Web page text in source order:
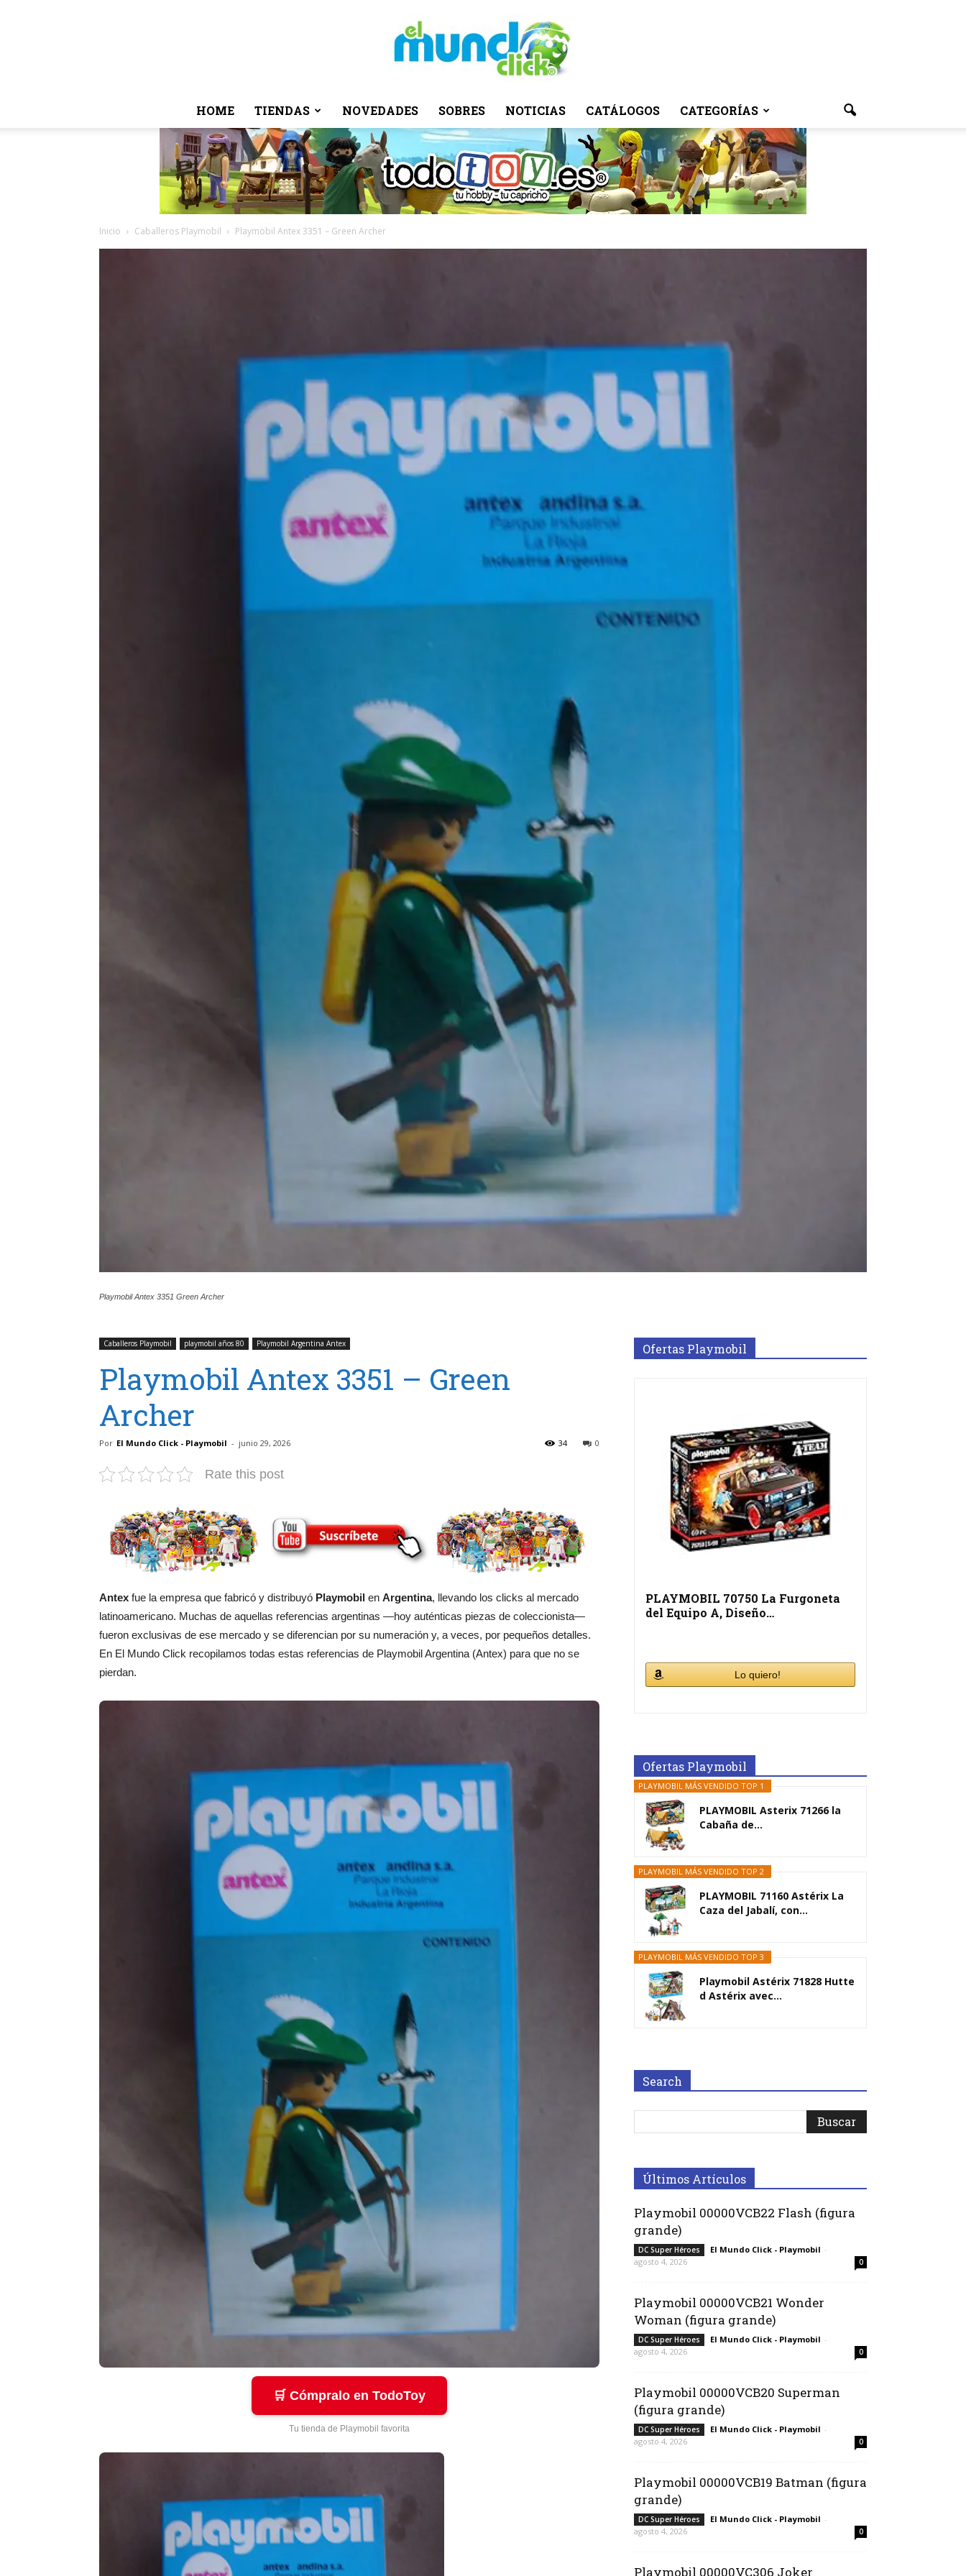
El
HOME TIENDAS NOVEDADES SOBRES NOTICIAS CATÁLOGOS CATEGORÍAS
Inicio Caballeros Playmobil Playmobil Antex 3351 – Green Archer
Playmobil Antex 3351 Green Archer
Caballeros Playmobil playmobil años 80 Playmobil Argentina Antex
Playmobil Antex 3351 – Green
Archer
Por El Mundo Click - Playmobil - junio 29, 2026 0
34
Rate this post
Antex fue la empresa que fabricó y distribuyó Playmobil en Argentina, llevando los clicks al mercado
latinoamericano. Muchas de aquellas referencias argentinas —hoy auténticas piezas de coleccionista—
fueron exclusivas de ese mercado y se diferencian por su numeración y, a veces, por pequeños detalles.
En El Mundo Click recopilamos todas estas referencias de Playmobil Argentina (Antex) para que no se
pierdan.
🛒 Cómpralo en TodoToy
Tu tienda de Playmobil favorita
Ofertas Playmobil
PLAYMOBIL 70750 La Furgoneta
del Equipo A, Diseño…
Lo quiero!
Ofertas Playmobil
PLAYMOBIL MÁS VENDIDO TOP 1
PLAYMOBIL Asterix 71266 la
Cabaña de...
PLAYMOBIL MÁS VENDIDO TOP 2
PLAYMOBIL 71160 Astérix La
Caza del Jabalí, con...
PLAYMOBIL MÁS VENDIDO TOP 3
Playmobil Astérix 71828 Hutte
d Astérix avec...
Search
Últimos Artículos
Playmobil 00000VCB22 Flash (figura
grande)
DC Super Héroes El Mundo Click - Playmobil -
agosto 4, 2026
0
Playmobil 00000VCB21 Wonder
Woman (figura grande)
DC Super Héroes El Mundo Click - Playmobil -
agosto 4, 2026
0
Playmobil 00000VCB20 Superman
(figura grande)
DC Super Héroes El Mundo Click - Playmobil -
agosto 4, 2026
0
Playmobil 00000VCB19 Batman (figura
grande)
DC Super Héroes El Mundo Click - Playmobil -
agosto 4, 2026
0
Playmobil 00000VC306 Joker